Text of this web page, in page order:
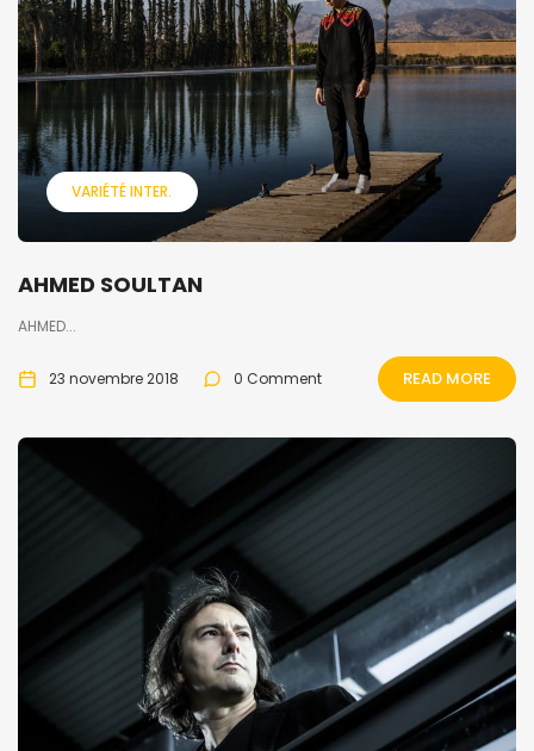
VARIÉTÉ INTER.
AHMED SOULTAN
AHMED...
23 novembre 2018 0 Comment READ MORE